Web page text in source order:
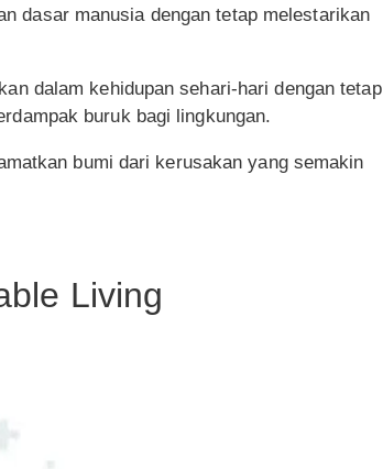
dasar manusia dengan tetap melestarikan
dalam kehidupan sehari-hari dengan tetap
buruk bagi lingkungan.
bumi dari kerusakan yang semakin
Living